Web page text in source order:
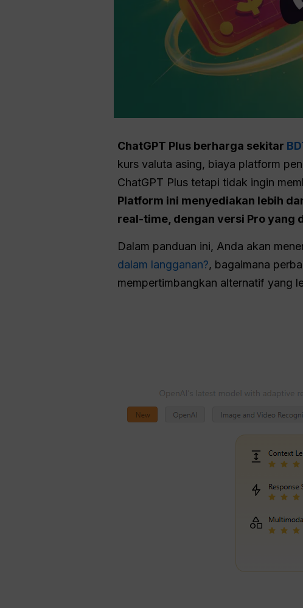
ChatGPT Plus berharga sekitar
kurs valuta asing, biaya platform
ChatGPT Plus tetapi tidak ingin
Platform ini menyediakan lebih
real-time, dengan versi Pro yang
Dalam panduan ini, Anda akan
dalam langganan?, bagaimana
mempertimbangkan alternatif yang